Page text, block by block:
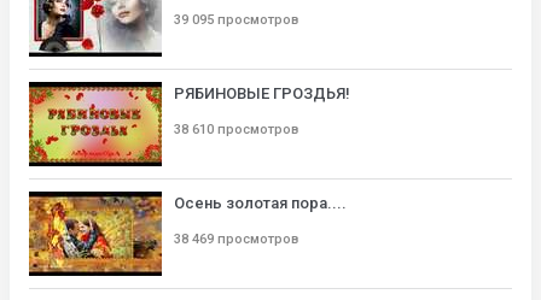
39 095 просмотров
РЯБИНОВЫЕ ГРОЗДЬЯ!
38 610 просмотров
Осень золотая пора....
38 469 просмотров